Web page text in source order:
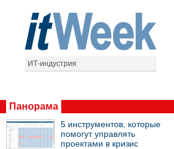
ИТ-индустрия
Панорама
5 инструментов, которые
помогут управлять
проектами в кризис